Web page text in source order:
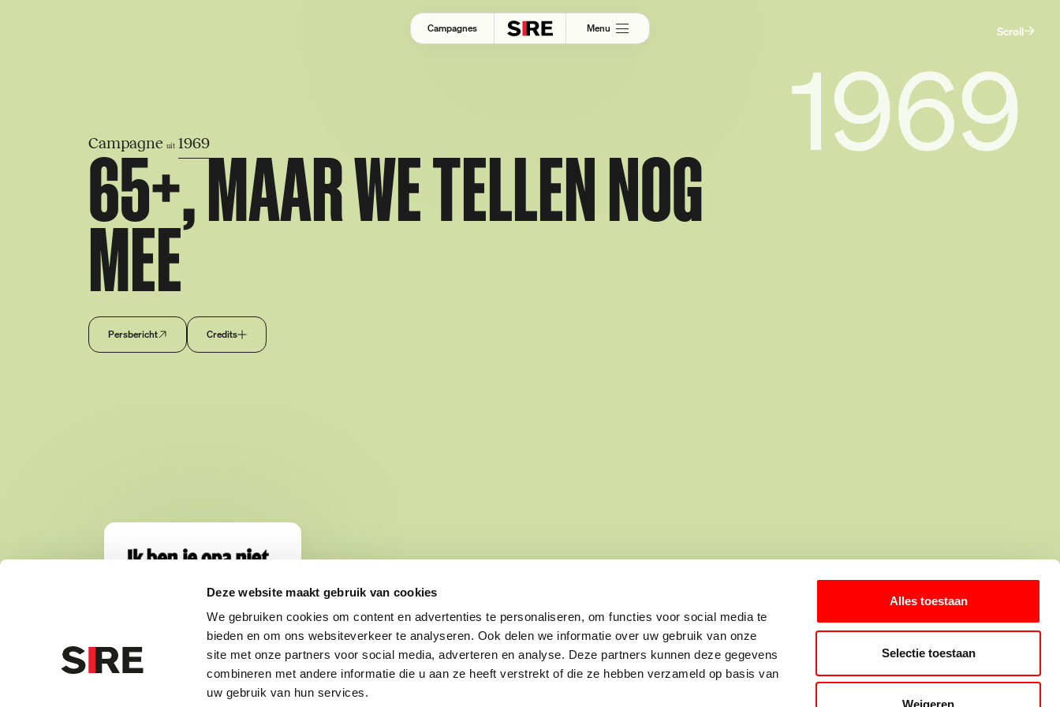
Deze website maakt gebruik van cookies
We gebruiken cookies om content en advertenties te personaliseren, om functies voor social media te
bieden en om ons websiteverkeer te analyseren. Ook delen we informatie over uw gebruik van onze
site met onze partners voor social media, adverteren en analyse. Deze partners kunnen deze gegevens
combineren met andere informatie die u aan ze heeft verstrekt of die ze hebben verzameld op basis van
uw gebruik van hun services.
Alles toestaan
Selectie toestaan
Weigeren
Campagnes Menu Scroll
Campagne uit 1969
65+, MAAR WE TELLEN NOG
MEE
Persbericht Credits
1969
WAAROM DEZE CAMPAGNE
Mannen en vrouwen, die hun hele leven hard hadden gewerkt -
gráág hadden gewerkt - moesten daar op hun op hun
een onderwerp?
Mail jouw suggestie!